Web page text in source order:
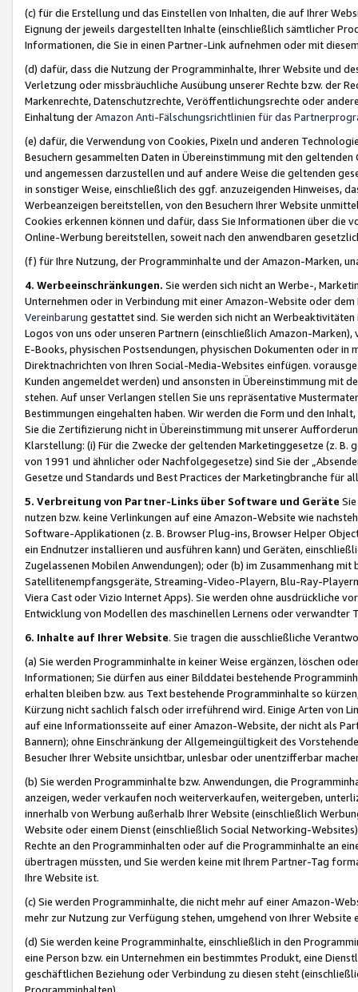
(c) für die Erstellung und das Einstellen von Inhalten, die auf Ihrer
Eignung der jeweils dargestellten Inhalte (einschließlich sämtlicher
Informationen, die Sie in einen Partner-Link aufnehmen oder mit
(d) dafür, dass die Nutzung der Programminhalte, Ihrer Website und
Verletzung oder missbräuchliche Ausübung unserer Rechte bzw. der
Markenrechte, Datenschutzrechte, Veröffentlichungsrechte oder
Einhaltung derAmazon Anti-Fälschungsrichtlinien für das
(e) dafür, die Verwendung von Cookies, Pixeln und anderen
Besuchern gesammelten Daten in Übereinstimmung mit den
und angemessen darzustellen und auf andere Weise die geltenden
in sonstiger Weise, einschließlich des ggf. anzuzeigenden Hinweises,
Werbeanzeigen bereitstellen, von den Besuchern Ihrer Website
Cookies erkennen können und dafür, dass Sie Informationen über die
Online-Werbung bereitstellen, soweit nach den anwendbaren
(f) für Ihre Nutzung, der Programminhalte und der Amazon-Marken,
4. Werbeeinschränkungen. Sie werden sich nicht an Werbe-,
Unternehmen oder in Verbindung mit einer Amazon-Website oder
Vereinbarung gestattet sind. Sie werden sich nicht an
Logos von uns oder unseren Partnern (einschließlich Amazon-
E-Books, physischen Postsendungen, physischen Dokumenten oder in
Direktnachrichten von Ihren Social-Media-Websites einfügen.
Kunden angemeldet werden) und ansonsten in Übereinstimmung mit
stehen. Auf unser Verlangen stellen Sie uns repräsentative
Bestimmungen eingehalten haben. Wir werden die Form und den
Sie die Zertifizierung nicht in Übereinstimmung mit unserer
Klarstellung: (i) Für die Zwecke der geltenden Marketinggesetze (z. B.
von 1991 und ähnlicher oder Nachfolgegesetze) sind Sie der
Gesetze und Standards und Best Practices der Marketingbranche für
5. Verbreitung von Partner-Links über Software und Geräte
nutzen bzw. keine Verlinkungen auf eine Amazon-Website wie
Software-Applikationen (z. B. Browser Plug-ins, Browser Helper
ein Endnutzer installieren und ausführen kann) und Geräten,
Zugelassenen Mobilen Anwendungen); oder (b) im Zusammenhang
Satellitenempfangsgeräte, Streaming-Video-Playern, Blu-Ray-
Viera Cast oder Vizio Internet Apps). Sie werden ohne ausdrückliche
Entwicklung von Modellen des maschinellen Lernens oder
6. Inhalte auf Ihrer Website. Sie tragen die ausschließliche
(a) Sie werden Programminhalte in keiner Weise ergänzen, löschen
Informationen; Sie dürfen aus einer Bilddatei bestehende
erhalten bleiben bzw. aus Text bestehende Programminhalte so
Kürzung nicht sachlich falsch oder irreführend wird. Einige Arten von
auf eine Informationsseite auf einer Amazon-Website, der nicht als
Bannern); ohne Einschränkung der Allgemeingültigkeit des
Besucher Ihrer Website unsichtbar, unlesbar oder unentzifferbar
(b) Sie werden Programminhalte bzw. Anwendungen, die
anzeigen, weder verkaufen noch weiterverkaufen, weitergeben,
innerhalb von Werbung außerhalb Ihrer Website (einschließlich
Website oder einem Dienst (einschließlich Social Networking-
Rechte an den Programminhalten oder auf die Programminhalte an
übertragen müssten, und Sie werden keine mit Ihrem Partner-Tag
Ihre Website ist.
(c) Sie werden Programminhalte, die nicht mehr auf einer Amazon-
mehr zur Nutzung zur Verfügung stehen, umgehend von Ihrer
(d) Sie werden keine Programminhalte, einschließlich in den
eine Person bzw. ein Unternehmen ein bestimmtes Produkt, eine
geschäftlichen Beziehung oder Verbindung zu diesen steht
Programminhalten).